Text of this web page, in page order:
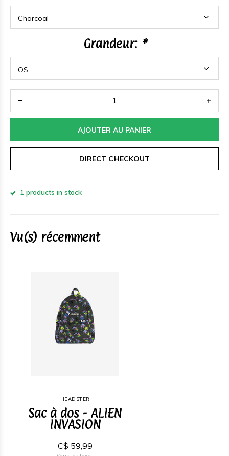
Grandeur: *
AJOUTER AU PANIER
DIRECT CHECKOUT
1 products in stock
Vu(s) récemment
HEADSTER
Sac à dos - ALIEN
INVASION
C$ 59,99